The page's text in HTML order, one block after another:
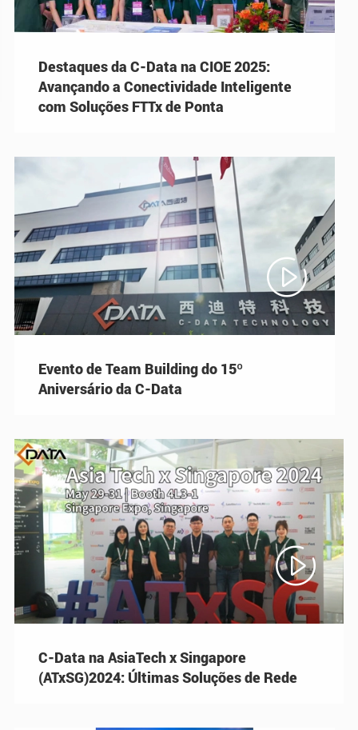
Destaques da C-Data na CIOE 2025:
Avançando a Conectividade Inteligente
com Soluções FTTx de Ponta

Evento de Team Building do 15º
Aniversário da C-Data

C-Data na AsiaTech x Singapore
(ATxSG)2024: Últimas Soluções de Rede